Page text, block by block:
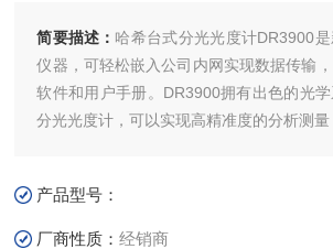
简要描述： 哈希台式分光光度计DR3900
仪器，可轻松嵌入公司内网实现数据传输
软件和用户手册。DR3900拥有出色的光
分光光度计，可以实现高精准度的分析测量
产品型号：
厂商性质：经销商